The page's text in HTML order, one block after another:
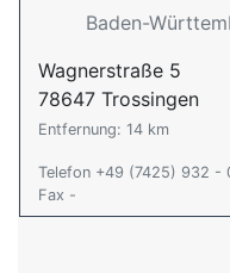
Baden-
Wagnerstraße 5
78647 Trossingen
Entfernung: 14 km
Telefon +49 (7425) 932 -
Fax -